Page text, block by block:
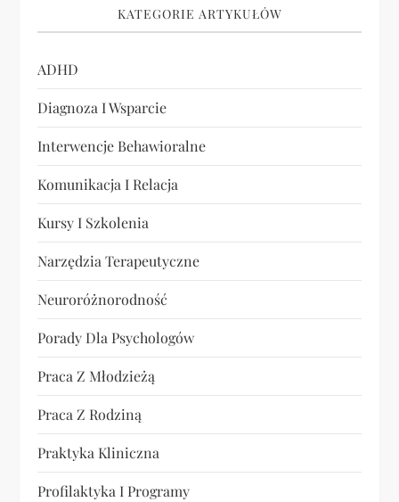
i
s
u
KATEGORIE ARTYKUŁÓW
ADHD
Diagnoza I Wsparcie
Interwencje Behawioralne
Komunikacja I Relacja
Kursy I Szkolenia
Narzędzia Terapeutyczne
Neuroróżnorodność
Porady Dla Psychologów
Praca Z Młodzieżą
Praca Z Rodziną
Praktyka Kliniczna
Profilaktyka I Programy